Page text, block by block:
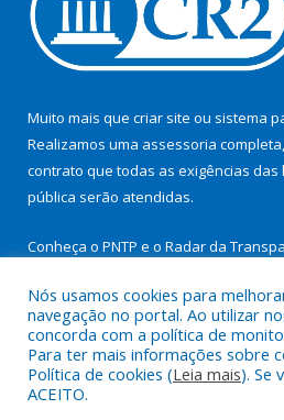
Muito mais que criar site ou sistema
Realizamos uma assessoria
contrato que todas as exigências das
pública serão atendidas.
Conheça o PNTP e o Radar da
Todos os direitos reservados a
Miguel do
Nós usamos cookies para
navegação no portal. Ao utilizar
concorda com a política de
Para ter mais informações sobre
Política de cookies (Leia mais). Se
ACEITO.